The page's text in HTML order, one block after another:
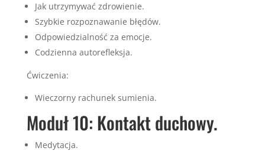
Jak utrzymywać zdrowienie.
Szybkie rozpoznawanie błędów.
Odpowiedzialność za emocje.
Codzienna autorefleksja.
Ćwiczenia:
Wieczorny rachunek sumienia.
Moduł 10: Kontakt duchowy.
Medytacja.